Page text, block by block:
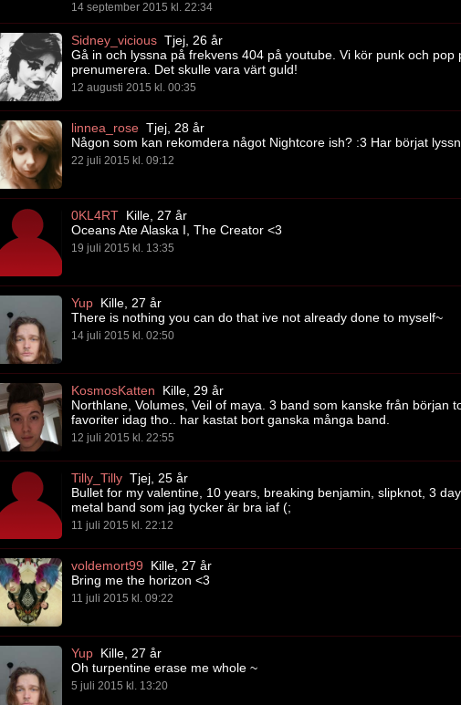
14 september 2015 kl. 22:34
Sidney_vicious Tjej, 26 år
Gå in och lyssna på frekvens 404 på youtube. Vi kör punk och
prenumerera. Det skulle vara värt guld!
12 augusti 2015 kl. 00:35
linnea_rose Tjej, 28 år
Någon som kan rekomdera något Nightcore ish? :3 Har börjat
22 juli 2015 kl. 09:12
0KL4RT Kille, 27 år
Oceans Ate Alaska I, The Creator <3
19 juli 2015 kl. 13:35
Yup Kille, 27 år
There is nothing you can do that ive not already done to myself~
14 juli 2015 kl. 02:50
KosmosKatten
Kille, 29 år
Northlane, Volumes, Veil of maya. 3 band som kanske från början
favoriter idag tho.. har kastat bort ganska många band.
12 juli 2015 kl. 22:55
Tilly_Tilly Tjej, 25 år
Bullet for my valentine, 10 years, breaking benjamin, slipknot, 3
metal band som jag tycker är bra iaf (;
11 juli 2015 kl. 22:12
voldemort99 Kille, 27 år
Bring me the horizon <3
11 juli 2015 kl. 09:22
Yup Kille, 27 år
Oh turpentine erase me whole ~
5 juli 2015 kl. 13:20